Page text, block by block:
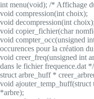
int menu(void); /* Affichage
void compression(int choix);
void decompression(int choix);
void copier_fichier(char
void compter_occ(unsigned
occurences pour la création
void creer_freq(unsigned int
dans le fichier frequence.dat */
struct arbre_huff *
void ajouter_temp_huff(struct
*arbre);